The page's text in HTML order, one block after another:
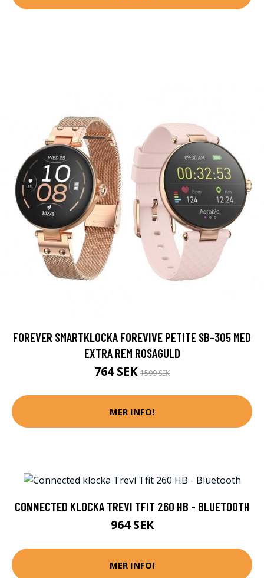
FOREVER SMARTKLOCKA FOREVIVE PETITE SB-305 MED
EXTRA REM ROSAGULD
764 SEK 1599 SEK
MER INFO!
CONNECTED KLOCKA TREVI TFIT 260 HB - BLUETOOTH
964 SEK
MER INFO!